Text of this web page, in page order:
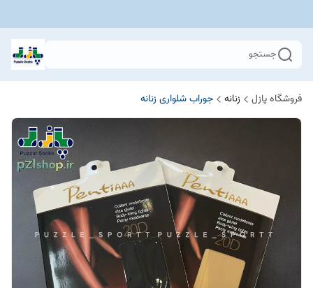
جستجو
فروشگاه پازل زنانه جوراب شلواری زنانه